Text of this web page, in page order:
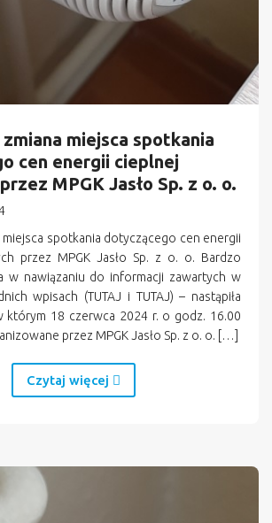
zmiana miejsca spotkania
cen energii cieplnej
MPGK Jasło Sp. z o. o.
miejsca spotkania dotyczącego cen energii
przez MPGK Jasło Sp. z o. o. Bardzo
w nawiązaniu do informacji zawartych w
wpisach (TUTAJ i TUTAJ) – nastąpiła
którym 18 czerwca 2024 r. o godz. 16.00
przez MPGK Jasło Sp. z o. o. […]
Czytaj więcej